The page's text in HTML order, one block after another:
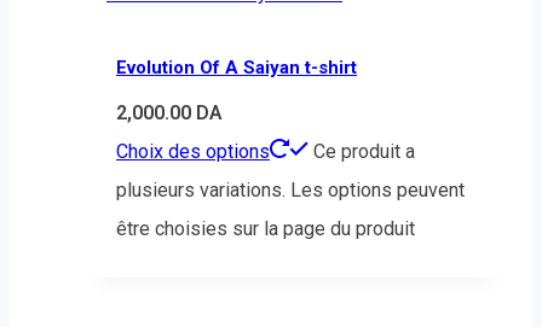
Evolution Of A Saiyan t-shirt
2,000.00 DA
Choix des options
Ce produit a
plusieurs variations. Les options peuvent
être choisies sur la page du produit